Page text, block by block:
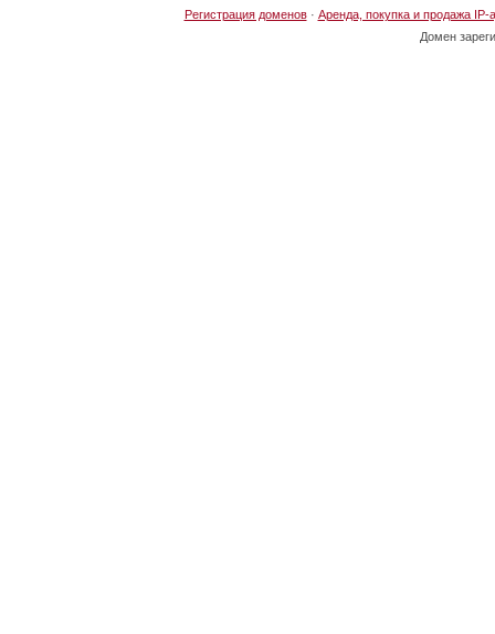
Регистрация доменов· Аренда, покупка и продажа IP-
Домен